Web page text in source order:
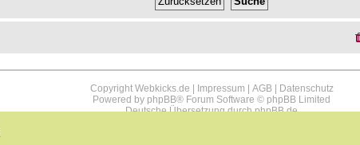
Copyright Webkicks.de | Impressum AGB|
Datenschutz
Powered by phpBB® Forum Software © phpBB Limited
Deutsche Übersetzung durchphpBB.de